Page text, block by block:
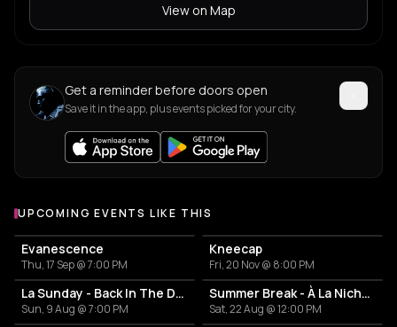
View on Map
Get a reminder before doors open
Save it in the app, plus events picked for your city.
UPCOMING EVENTS LIKE THIS
Evanescence
Thu, 17 Sep @ 7:00 PM
Kneecap
Fri, 20 Nov @ 8:00 PM
La Sunday - Back In The Day!
Sun, 9 Aug @ 7:00 PM
Summer Break - À La Niche X Baile Do Gangz
Sat, 22 Aug @ 12:00 PM